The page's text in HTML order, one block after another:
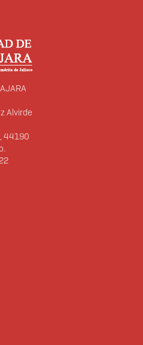
Alvirde
44190